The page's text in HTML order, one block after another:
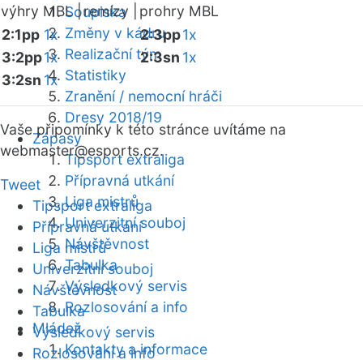
Soupiska
Změny v kádru
Realizační tým
Statistiky
Zranění / nemocní hráči
Dresy 2018/19
Zápasy
Tipsport extraliga
Přípravná utkání
Liga mistrů
Univerzitní souboj
Návštěvnost
Tabulka
Výsledkový servis
Rozlosování a info
Mládež
Kontakty a informace
výhry MBL |remízy |
prohry MBL
2:1pp 1x
3:2pp1x
3:2sn 1x
2:3pp1x
2:3sn 1x
Vaše připomínky k této stránce uvítáme na
webmaster@esports.cz.
Tweet
Tipsport extraliga
Přípravná utkání
Liga mistrů
Univerzitní souboj
Návštěvnost
Tabulka
Výsledkový servis
Rozlosování a info